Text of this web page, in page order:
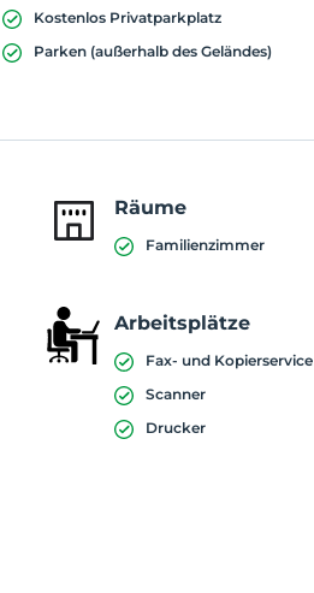
Kostenlos Privatparkplatz
Parken (außerhalb des Geländes)
Räume
Familienzimmer
Arbeitsplätze
Fax- und Kopierservice
Scanner
Drucker